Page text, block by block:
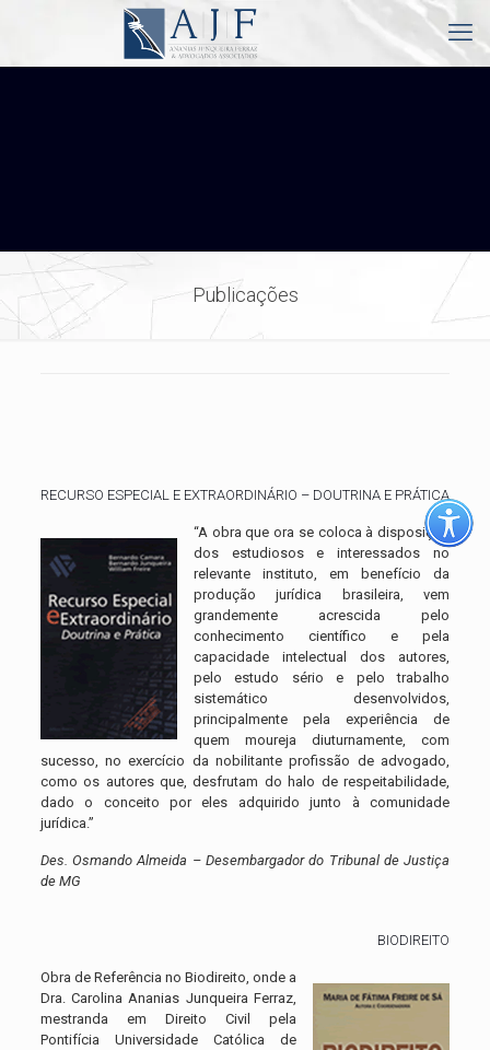
Publicações
RECURSO ESPECIAL E EXTRAORDINÁRIO – DOUTRINA E PRÁTICA
“A obra que ora se coloca à disposição
dos estudiosos e interessados no
relevante instituto, em benefício da
produção jurídica brasileira, vem
grandemente acrescida pelo
conhecimento científico e pela
capacidade intelectual dos autores,
pelo estudo sério e pelo trabalho
sistemático desenvolvidos,
principalmente pela experiência de
quem moureja diuturnamente, com
sucesso, no exercício da nobilitante profissão de advogado,
como os autores que, desfrutam do halo de respeitabilidade,
dado o conceito por eles adquirido junto à comunidade
jurídica.”
Des. Osmando Almeida – Desembargador do Tribunal de Justiça
de MG
BIODIREITO
Obra de Referência no Biodireito, onde a
Dra. Carolina Ananias Junqueira Ferraz,
mestranda em Direito Civil pela
Pontifícia Universidade Católica de